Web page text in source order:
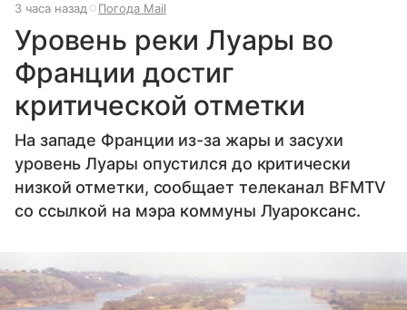
3 часа назад Погода Mail
Уровень реки Луары во
Франции достиг
критической отметки
На западе Франции из-за жары и засухи
уровень Луары опустился до критически
низкой отметки, сообщает телеканал BFMTV
со ссылкой на мэра коммуны Луароксанс.